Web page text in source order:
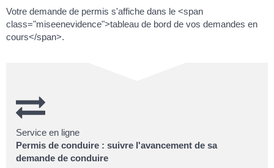
Votre demande de permis s'affiche dans le <span
class="miseenevidence">tableau de bord de vos demandes en
cours</span>.
Service en ligne
Permis de conduire : suivre l'avancement de sa
demande de conduire